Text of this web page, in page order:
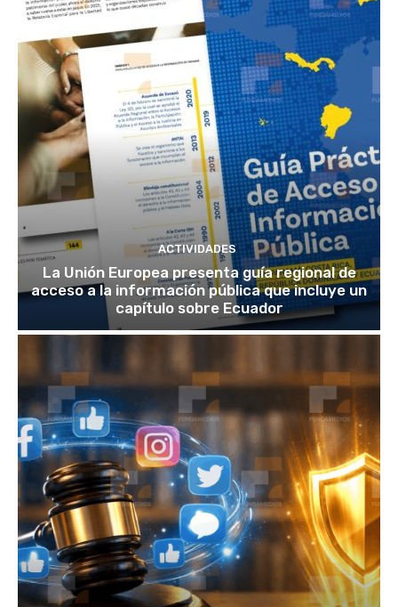
ACTIVIDADES
La Unión Europea presenta guía regional de
acceso a la información pública que incluye un
capítulo sobre Ecuador